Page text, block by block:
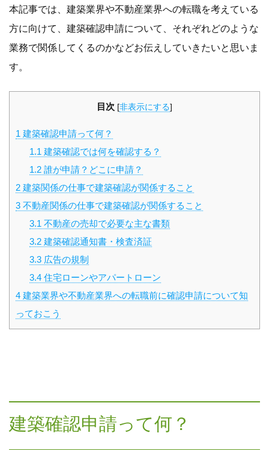
本記事では、建築業界や不動産業界への転職を考えている
方に向けて、建築確認申請について、それぞれどのような
業務で関係してくるのかなどお伝えしていきたいと思いま
す。
目次 [非表示にする]
1 建築確認申請って何？
1.1 建築確認では何を確認する？
1.2誰が申請？どこに申請？
2 建築関係の仕事で建築確認が関係すること
3 不動産関係の仕事で建築確認が関係すること
3.1 不動産の売却で必要な主な書類
3.2建築確認通知書・検査済証
3.3広告の規制
3.4住宅ローンやアパートローン
4 建築業界や不動産業界への転職前に確認申請について知
っておこう
建築確認申請って何？